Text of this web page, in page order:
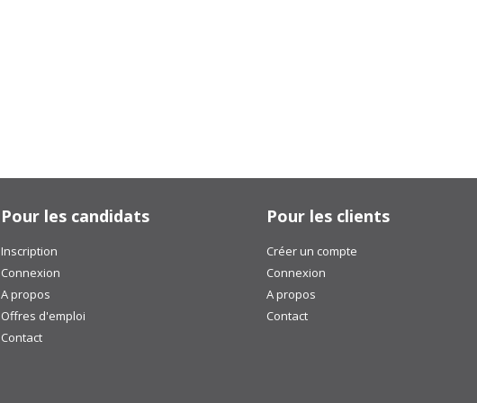
Pour les candidats
Inscription
Connexion
A propos
Offres d'emploi
Contact
Pour les clients
Créer un compte
Connexion
A propos
Contact